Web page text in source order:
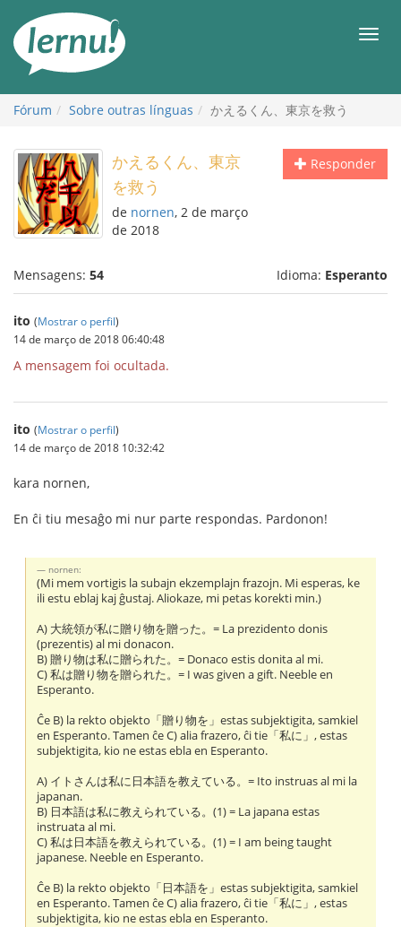
conteúdo
Fórum Sobre outras línguas かえるくん、東京を救う
Responder
かえるくん、東京
を救う
de nornen, 2 de março
de 2018
Mensagens: 54 Idioma: Esperanto
ito (Mostrar o perfil)
14 de março de 2018 06:40:48
A mensagem foi ocultada.
ito (Mostrar o perfil)
14 de março de 2018 10:32:42
kara nornen,
En ĉi tiu mesaĝo mi nur parte respondas. Pardonon!
nornen:
(Mi mem vortigis la subajn ekzemplajn frazojn. Mi esperas, ke
ili estu eblaj kaj ĝustaj. Aliokaze, mi petas korekti min.)
A) 大統領が私に贈り物を贈った。= La prezidento donis
(prezentis) al mi donacon.
B) 贈り物は私に贈られた。= Donaco estis donita al mi.
C) 私は贈り物を贈られた。= I was given a gift. Neeble en
Esperanto.
Ĉe B) la rekto objekto「贈り物を」estas subjektigita, samkiel
en Esperanto. Tamen ĉe C) alia frazero, ĉi tie「私に」, estas
subjektigita, kio ne estas ebla en Esperanto.
A) イトさんは私に日本語を教えている。= Ito instruas al mi la
japanan.
B) 日本語は私に教えられている。(1) = La japana estas
instruata al mi.
C) 私は日本語を教えられている。(1) = I am being taught
japanese. Neeble en Esperanto.
Ĉe B) la rekto objekto「日本語を」estas subjektigita, samkiel
en Esperanto. Tamen ĉe C) alia frazero, ĉi tie「私に」, estas
subjektigita, kio ne estas ebla en Esperanto.